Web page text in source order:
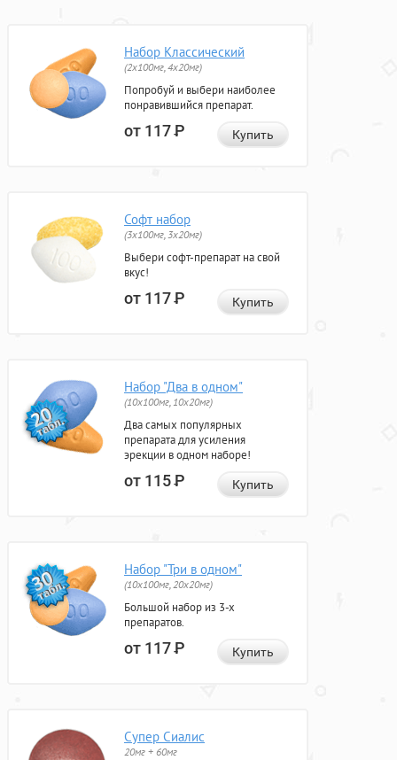
Набор Классический
(2x100мг, 4x20мг)
Попробуй и выбери наиболее
понравившийся препарат.
от 117Р Купить
Софт набор
(3x100мг, 3x20мг)
Выбери софт-препарат на свой
вкус!
от 117Р Купить
Набор "Два в одном"
(10x100мг, 10x20мг)
Два самых популярных
препарата для усиления
эрекции в одном наборе!
от 115Р Купить
Набор "Три в одном"
(10x100мг, 20x20мг)
Большой набор из 3-х
препаратов.
от 117Р Купить
Супер Сиалис
20мг + 60мг